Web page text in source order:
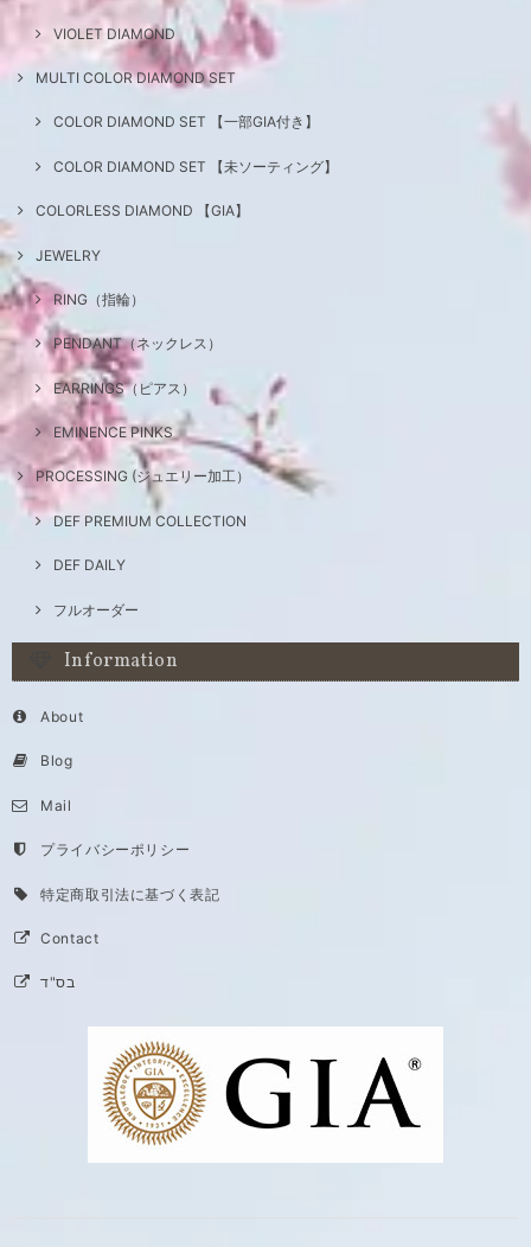
VIOLET DIAMOND
MULTI COLOR DIAMOND SET
COLOR DIAMOND SET 【一部GIA付き】
COLOR DIAMOND SET 【未ソーティング】
COLORLESS DIAMOND 【GIA】
JEWELRY
RING（指輪）
PENDANT（ネックレス）
EARRINGS（ピアス）
EMINENCE PINKS
PROCESSING (ジュエリー加工）
DEF PREMIUM COLLECTION
DEF DAILY
フルオーダー
Information
About
Blog
Mail
プライバシーポリシー
特定商取引法に基づく表記
Contact
בס"ד